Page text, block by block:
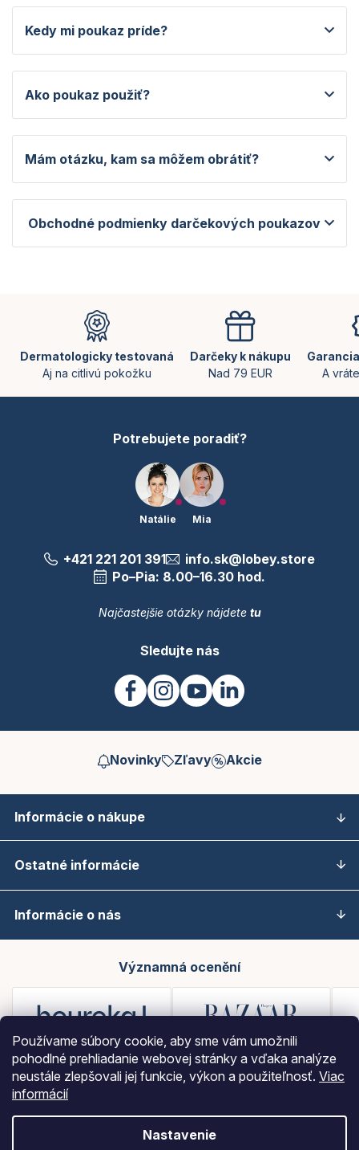
Používame súbory cookie, aby sme vám umožnili
pohodlné prehliadanie webovej stránky a vďaka analýze
neustále zlepšovali jej funkcie, výkon a použiteľnosť. Viac
informácií
Nastavenie
Kedy mi poukaz príde?
Ako poukaz použiť?
Mám otázku, kam sa môžem obrátiť?
Obchodné podmienky darčekových poukazov
Dermatologicky testovaná
Aj na citlivú pokožku
Darčeky k nákupu
Nad 79 EUR
A
Potrebujete poradiť?
Natálie Mia
+421 221 201 391
info.sk@lobey.store
Po–Pia: 8.00–16.30 hod.
Najčastejšie otázky nájdete tu
Sledujte nás
Novinky Zľavy Akcie
Informácie o nákupe
Ostatné informácie
Informácie o nás
Významná ocenění